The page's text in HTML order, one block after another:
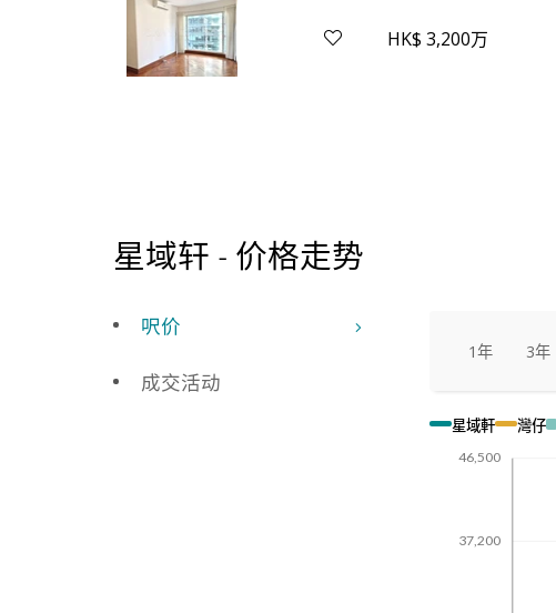
HK$ 3,200万
星域轩 - 价格走势
呎价
成交活动
1年 3年
星域軒 灣仔
46,500
37,200